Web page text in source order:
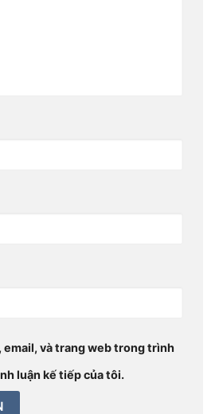
email, và trang web trong trình
luận kế tiếp của tôi.